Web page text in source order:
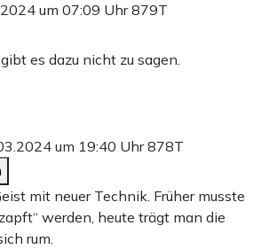
um 07:09 Uhr879T
es dazu nicht zu sagen.
um 19:40 Uhr878T
mit neuer Technik. Früher musste
werden, heute trägt man die
rum.